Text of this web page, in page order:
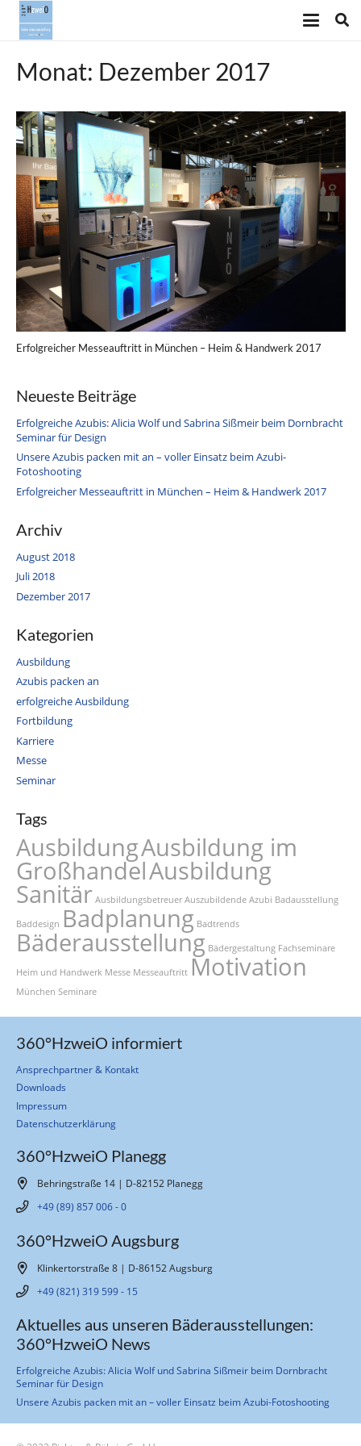
Monat: Dezember 2017
Erfolgreicher Messeauftritt in München – Heim & Handwerk 2017
Neueste Beiträge
Erfolgreiche Azubis: Alicia Wolf und Sabrina Sißmeir beim Dornbracht
Seminar für Design
Unsere Azubis packen mit an – voller Einsatz beim Azubi-
Fotoshooting
Erfolgreicher Messeauftritt in München – Heim & Handwerk 2017
Archiv
August 2018
Juli 2018
Dezember 2017
Kategorien
Ausbildung
Azubis packen an
erfolgreiche Ausbildung
Fortbildung
Karriere
Messe
Seminar
Tags
AusbildungAusbildung im
GroßhandelAusbildung
Sanitär Ausbildungsbetreuer Auszubildende Azubi Badausstellung
Baddesign Badplanung Badtrends
Bäderausstellung Bädergestaltung Fachseminare
Heim und Handwerk Messe Messeauftritt Motivation
München Seminare
360°HzweiO informiert
Ansprechpartner & Kontakt
Downloads
Impressum
Datenschutzerklärung
360°HzweiO Planegg
Behringstraße 14 | D-82152 Planegg
+49 (89) 857 006 - 0
360°HzweiO Augsburg
Klinkertorstraße 8 | D-86152 Augsburg
+49 (821) 319 599 - 15
Aktuelles aus unseren Bäderausstellungen:
360°HzweiO News
Erfolgreiche Azubis: Alicia Wolf und Sabrina Sißmeir beim Dornbracht
Seminar für Design
Unsere Azubis packen mit an – voller Einsatz beim Azubi-Fotoshooting